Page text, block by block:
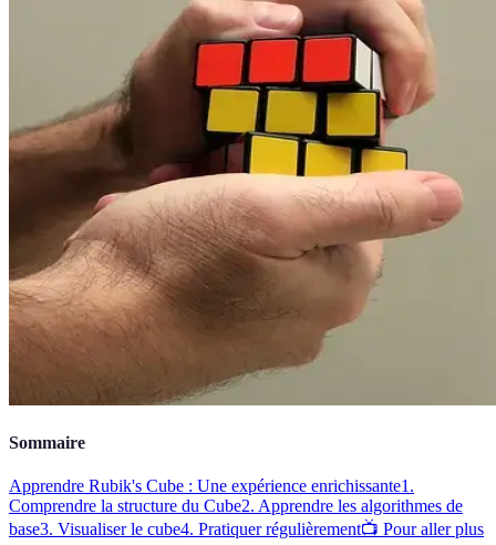
Sommaire
Apprendre Rubik's Cube : Une expérience enrichissante1.
Comprendre la structure du Cube2. Apprendre les algorithmes de
base3. Visualiser le cube4. Pratiquer régulièrement📺 Pour aller plus